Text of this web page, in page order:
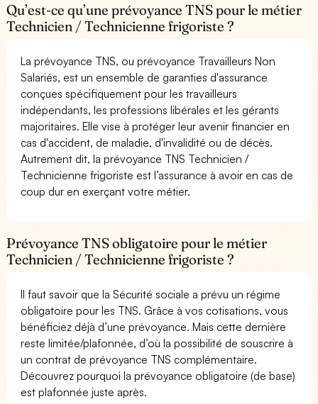
Qu’est-ce qu’une prévoyance TNS pour le métier
Technicien / Technicienne frigoriste ?
La prévoyance TNS, ou prévoyance Travailleurs Non
Salariés, est un ensemble de garanties d'assurance
conçues spécifiquement pour les travailleurs
indépendants, les professions libérales et les gérants
majoritaires. Elle vise à protéger leur avenir financier en
cas d'accident, de maladie, d'invalidité ou de décès.
Autrement dit, la prévoyance TNS Technicien /
Technicienne frigoriste est l’assurance à avoir en cas de
coup dur en exerçant votre métier.
Prévoyance TNS obligatoire pour le métier
Technicien / Technicienne frigoriste ?
Il faut savoir que la Sécurité sociale a prévu un régime
obligatoire pour les TNS. Grâce à vos cotisations, vous
bénéficiez déjà d’une prévoyance. Mais cette dernière
reste limitée/plafonnée, d’où la possibilité de souscrire à
un contrat de prévoyance TNS complémentaire.
Découvrez pourquoi la prévoyance obligatoire (de base)
est plafonnée juste après.